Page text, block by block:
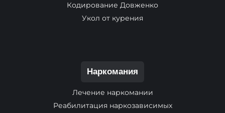
Кодирование Довженко
Укол от курения
Наркомания
Лечение наркомании
Реабилитация наркозависимых